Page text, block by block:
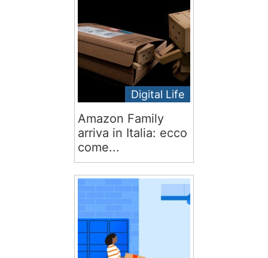
Digital Life
Amazon Family
arriva in Italia: ecco
come...